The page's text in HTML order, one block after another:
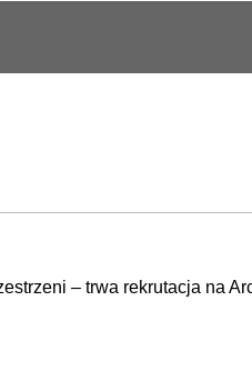
– trwa rekrutacja na